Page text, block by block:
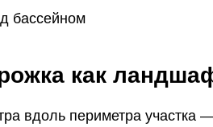
бассейном
как
вдоль периметра участка